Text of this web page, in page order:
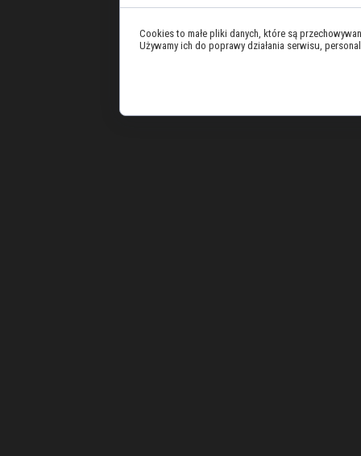
Cookies to małe pliki danych, które są
Używamy ich do poprawy działania serwisu,